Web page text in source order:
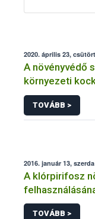
2020. április 23,
A növényvédő
környezeti
TOVÁBB >
2016. január 13, szerda
A klórpirifosz
TOVÁBB >